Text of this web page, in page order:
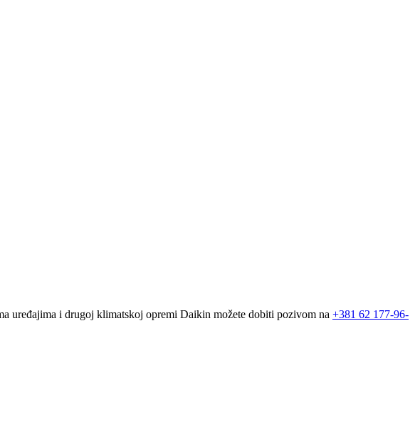
uređajima i drugoj klimatskoj opremi Daikin možete dobiti pozivom na +381 62 177-96-